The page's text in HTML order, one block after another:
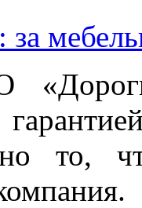
то,